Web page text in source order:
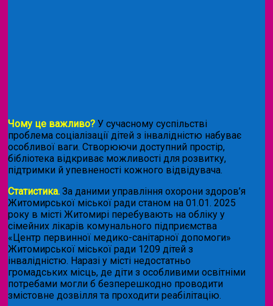
Чому це важливо? У сучасному суспільстві
проблема соціалізації дітей з інвалідністю набуває
особливої ваги. Створюючи доступний простір,
бібліотека відкриває можливості для розвитку,
підтримки й упевненості кожного відвідувача.
Статистика. За даними управління охорони здоров’я
Житомирської міської ради станом на 01.01. 2025
року в місті Житомирі перебувають на обліку у
сімейних лікарів комунального підприємства
«Центр первинної медико-санітарної допомоги»
Житомирської міської ради 1209 дітей з
інвалідністю. Наразі у місті недостатньо
громадських місць, де діти з особливими освітніми
потребами могли б безперешкодно проводити
змістовне дозвілля та проходити реабілітацію.